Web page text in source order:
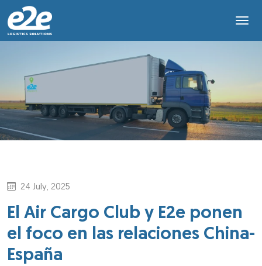
24 July, 2025
El Air Cargo Club y E2e ponen
el foco en las relaciones China-
España